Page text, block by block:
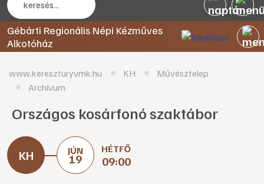
Gébárti Regionális Népi Kézműves
Alkotóház
www.kereszturyvmk.hu KH
Művésztelep
Archívum
Országos kosárfonó szaktábor
JÚN
19
HÉTFŐ
09:00